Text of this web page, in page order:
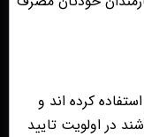
کرده اند و
می باشند در اولویت تایید